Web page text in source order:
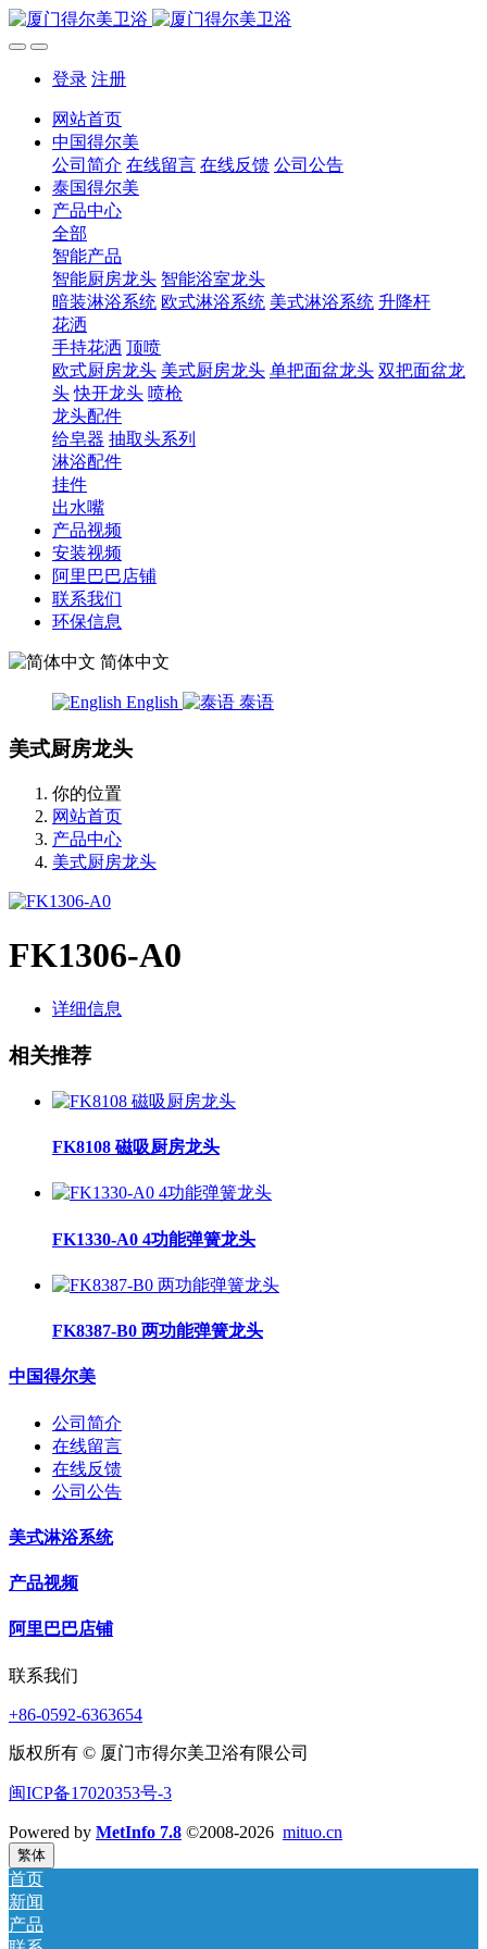
登录 注册
网站首页
中国得尔美
公司简介 在线留言 在线反馈 公司公告
泰国得尔美
产品中心
全部
智能产品
智能厨房龙头 智能浴室龙头
暗装淋浴系统 欧式淋浴系统 美式淋浴系统 升降杆
花洒
手持花洒 顶喷
欧式厨房龙头 美式厨房龙头 单把面盆龙头 双把面盆龙
头 快开龙头 喷枪
龙头配件
给皂器 抽取头系列
淋浴配件
挂件
出水嘴
产品视频
安装视频
阿里巴巴店铺
联系我们
环保信息
简体中文
English 泰语
美式厨房龙头
你的位置
网站首页
产品中心
美式厨房龙头
FK1306-A0
详细信息
相关推荐
FK8108 磁吸厨房龙头
FK1330-A0 4功能弹簧龙头
FK8387-B0 两功能弹簧龙头
中国得尔美
公司简介
在线留言
在线反馈
公司公告
美式淋浴系统
产品视频
阿里巴巴店铺
联系我们
+86-0592-6363654
版权所有 © 厦门市得尔美卫浴有限公司
闽ICP备17020353号-3
Powered by MetInfo 7.8 ©2008-2026 mituo.cn
繁体
首页
新闻
产品